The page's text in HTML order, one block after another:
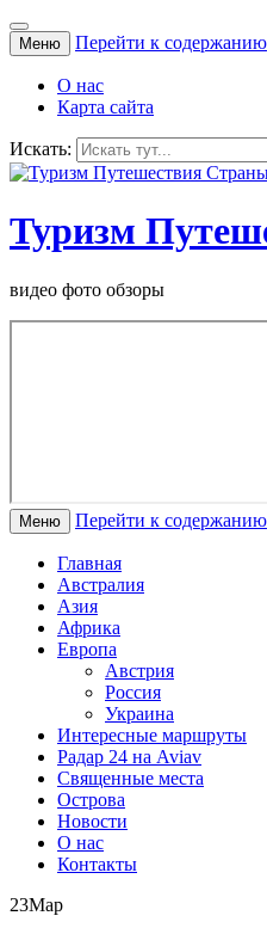
Меню Перейти к содержанию
О нас
Карта сайта
Искать:
Туризм
видео фото обзоры
Меню Перейти к содержанию
Главная
Австралия
Азия
Африка
Европа
Австрия
Россия
Украина
Интересные маршруты
Радар 24 на Aviav
Священные места
Острова
Новости
О нас
Контакты
23Мар